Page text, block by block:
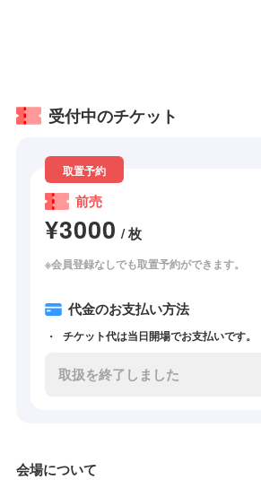
受付中のチケット
取置予約
前売
¥3000 / 枚
※会員登録なしでも取置予約ができます。
代金のお支払い方法
チケット代は当日開場でお支払いです。
取扱を終了しました
会場について